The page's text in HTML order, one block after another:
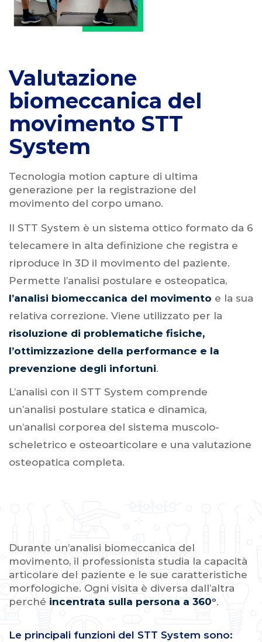
Valutazione
biomeccanica del
movimento STT
System
Tecnologia motion capture di ultima
generazione per la registrazione del
movimento del corpo umano.
Il STT System è un sistema ottico formato da 6
telecamere in alta definizione che registra e
riproduce in 3D il movimento del paziente.
Permette l’analisi postulare e osteopatica,
l’analisi biomeccanica del movimento e la sua
relativa correzione. Viene utilizzato per la
risoluzione di problematiche fisiche,
l’ottimizzazione della performance e la
prevenzione degli infortuni.
L’analisi con il STT System comprende
un’analisi postulare statica e dinamica,
un’analisi corporea del sistema muscolo-
scheletrico e osteoarticolare e una valutazione
osteopatica completa.
Durante un’analisi biomeccanica del
movimento, il professionista studia la capacità
articolare del paziente e le sue caratteristiche
morfologiche. Ogni visita è diversa dall’altra
perché incentrata sulla persona a 360°.
Le principali funzioni del STT System sono: